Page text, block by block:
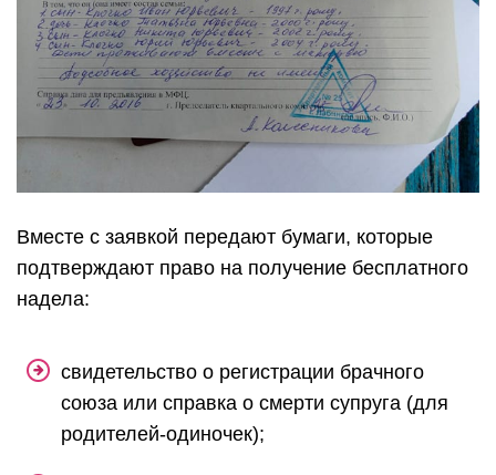
Вместе с заявкой передают бумаги, которые
подтверждают право на получение бесплатного
надела:
свидетельство о регистрации брачного
союза или справка о смерти супруга (для
родителей-одиночек);